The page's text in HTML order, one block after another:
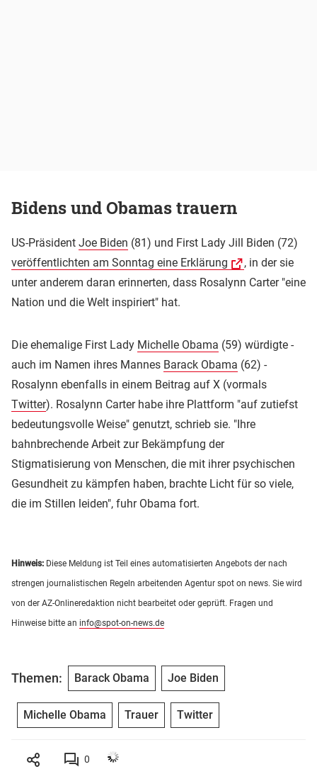
Bidens und Obamas trauern
US-Präsident Joe Biden (81) und First Lady Jill Biden (72)
veröffentlichten am Sonntag eine Erklärung
, in der sie
unter anderem daran erinnerten, dass Rosalynn Carter "eine
Nation und die Welt inspiriert" hat.
Die ehemalige First Lady Michelle Obama (59) würdigte -
auch im Namen ihres Mannes Barack Obama (62) -
Rosalynn ebenfalls in einem Beitrag auf X (vormals
Twitter). Rosalynn Carter habe ihre Plattform "auf zutiefst
bedeutungsvolle Weise" genutzt, schrieb sie. "Ihre
bahnbrechende Arbeit zur Bekämpfung der
Stigmatisierung von Menschen, die mit ihrer psychischen
Gesundheit zu kämpfen haben, brachte Licht für so viele,
die im Stillen leiden", fuhr Obama fort.
Hinweis: Diese Meldung ist Teil eines automatisierten Angebots der nach
strengen journalistischen Regeln arbeitenden Agentur spot on news. Sie wird
von der AZ-Onlineredaktion nicht bearbeitet oder geprüft. Fragen und
Hinweise bitte an info@spot-on-news.de
Themen: Barack Obama Joe Biden
Michelle Obama Trauer Twitter
0